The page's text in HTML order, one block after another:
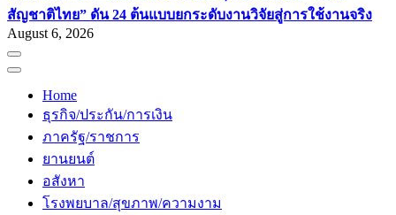
สัญชาติไทย” ดัน 24 ต้นแบบยกระดับงานวิจัยสู่การใช้งานจริง
August 6, 2026
Home
ธุรกิจ/ประกัน/การเงิน
ภาครัฐ/ราชการ
ยานยนต์
อสังหา
โรงพยบาล/สุขภาพ/ความงาม